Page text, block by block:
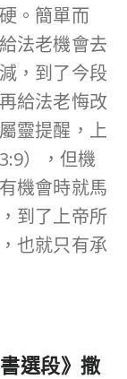
。簡單而
法老機會去
，到了今段
給法老悔改
靈提醒，上
），但機
機會時就馬
到了上帝所
也就只有承
選段》撒